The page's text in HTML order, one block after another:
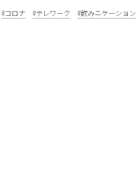
コロナ テレワーク 飲みニケーション